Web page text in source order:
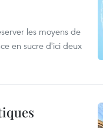
les moyens de
en sucre d'ici deux